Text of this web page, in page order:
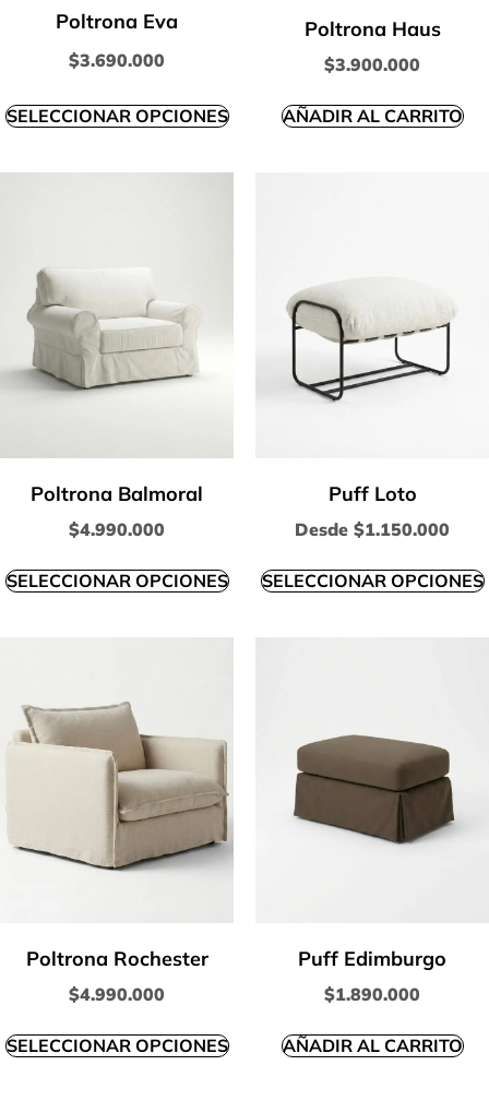
Poltrona Eva
$3.690.000
SELECCIONAR OPCIONES
Poltrona Haus
$3.900.000
AÑADIR AL CARRITO
Poltrona Balmoral
$4.990.000
SELECCIONAR OPCIONES
Puff Loto
Desde $1.150.000
SELECCIONAR OPCIONES
Poltrona Rochester
$4.990.000
SELECCIONAR OPCIONES
Puff Edimburgo
$1.890.000
AÑADIR AL CARRITO